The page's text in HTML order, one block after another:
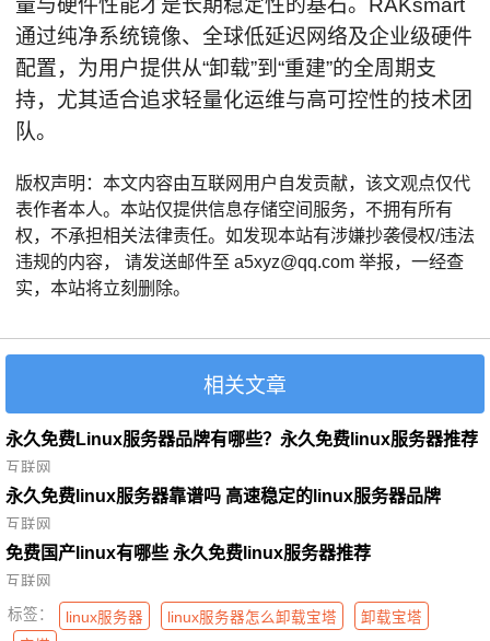
量与硬件性能才是长期稳定性的基石。RAKsmart
通过纯净系统镜像、全球低延迟网络及企业级硬件
配置，为用户提供从“卸载”到“重建”的全周期支
持，尤其适合追求轻量化运维与高可控性的技术团
队。
版权声明：本文内容由互联网用户自发贡献，该文观点仅代
表作者本人。本站仅提供信息存储空间服务，不拥有所有
权，不承担相关法律责任。如发现本站有涉嫌抄袭侵权/违法
违规的内容， 请发送邮件至 a5xyz@qq.com 举报，一经查
实，本站将立刻删除。
相关文章
永久免费Linux服务器品牌有哪些？永久免费linux服务器推荐
互联网
永久免费linux服务器靠谱吗 高速稳定的linux服务器品牌
互联网
免费国产linux有哪些 永久免费linux服务器推荐
互联网
标签：
linux服务器 linux服务器怎么卸载宝塔
卸载宝塔